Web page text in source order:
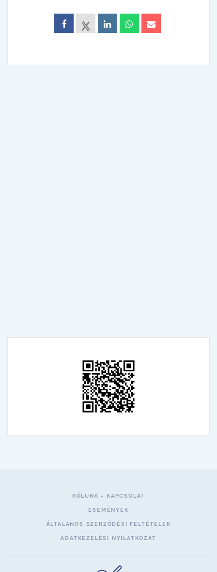
RÓLUNK - KAPCSOLAT
ESEMÉNYEK
ÁLTALÁNOS SZERZŐDÉSI FELTÉTELEK
ADATKEZELÉSI NYILATKOZAT